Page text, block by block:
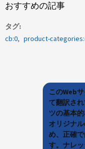
おすすめの記事
タグ
cb:0
product-
このWeb
て翻訳さ
ツの基本
オリジナ
め、正確
す。ナレ